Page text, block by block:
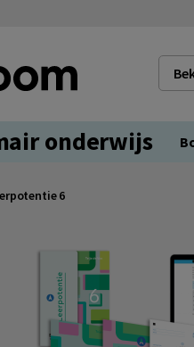
onderwijs
6